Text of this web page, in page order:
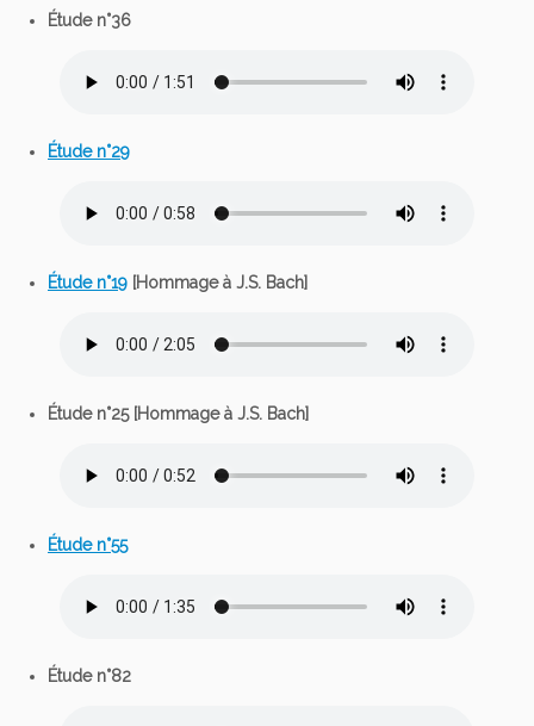
Étude n°36
Étude n°29
Étude n°19 [Hommage à J.S. Bach]
Étude n°25 [Hommage à J.S. Bach]
Étude n°55
Étude n°82